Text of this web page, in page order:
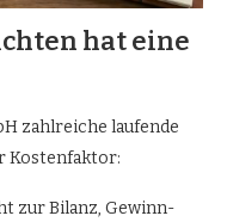
hat eine
zahlreiche laufende
Kostenfaktor:
zur Bilanz, Gewinn-